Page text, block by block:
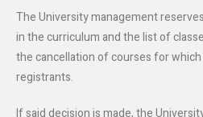
The University management
in the curriculum and the list of
the cancellation of courses for
registrants.
If said decision is made, the